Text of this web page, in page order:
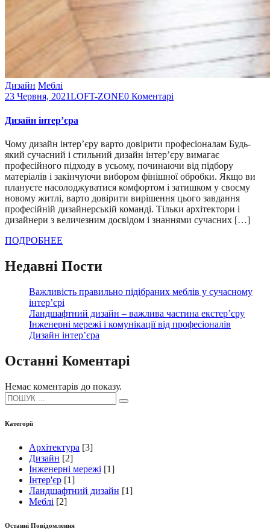
Дизайн Меблі
23 Червня, 2021LOFT-ZONE0 Коментарі
Дизайн інтер’єра
Чому дизайн інтер’єру варто довірити професіоналам Будь-
який сучасний і стильний дизайн інтер’єру вимагає
професійного підходу в усьому, починаючи від підбору
матеріалів і закінчуючи вибором фінішної обробки. Якщо ви
плануєте насолоджуватися комфортом і затишком у своєму
новому житлі, варто довірити вирішення цього завдання
професійній дизайнерській команді. Тільки архітектори і
дизайнери з величезним досвідом і знаннями сучасних […]
ПОДРОБНЕЕ
Недавні Пости
Важливість правильно підібраних меблів у сучасному
інтер’єрі
Ландшафтний дизайн – важлива частина екстер’єру
Інженерні мережі і комунікації від професіоналів
Дизайн інтер’єра
Останні Коментарі
Немає коментарів до показу.
Search
for:
Категорії
Архітектура [3]
Дизайн [2]
Інженерні мережі [1]
Інтер'єр [1]
Ландшафтний дизайн [1]
Меблі [2]
Останні Повідомлення